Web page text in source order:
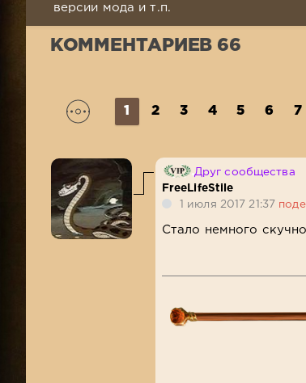
версии мода и т.п.
КОММЕНТАРИЕВ 66
1 2 3 4 5 6 7
Друг сообщества
FreeLifeStile
1 июля 2017 21:37
Стало немного